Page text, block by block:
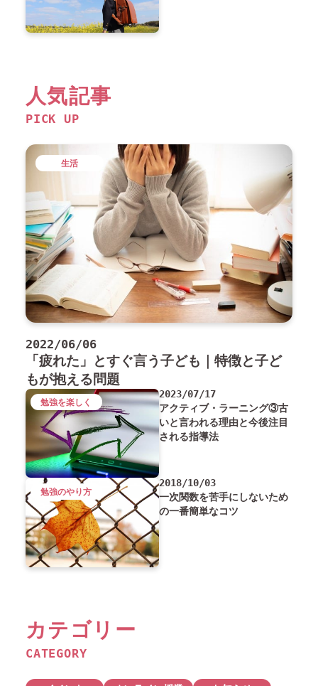
人気記事
PICK UP
2022/06/06
「疲れた」とすぐ言う子ども｜特徴と子ど
もが抱える問題
生活
2023/07/17
アクティブ・ラーニング③古
いと言われる理由と今後注目
される指導法
勉強を楽しく
2018/10/03
一次関数を苦手にしないため
の一番簡単なコツ
勉強のやり方
カテゴリー
CATEGORY